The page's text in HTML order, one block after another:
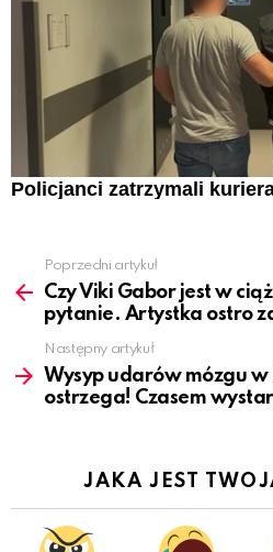
Policjanci zatrzymali
more
Poprzedni artykuł
Czy Viki Gabor jest w
pytanie. Artystka ostro
Następny artykuł
Wysyp udarów mózgu w
ostrzega! Czasem
JAKA JEST